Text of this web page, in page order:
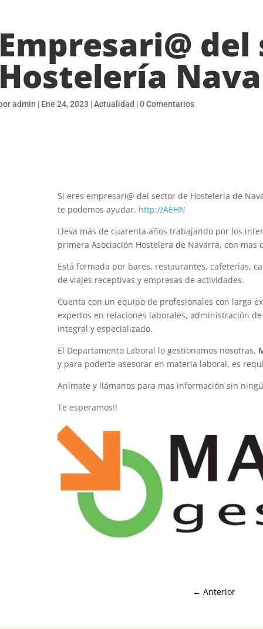
admin | Ene 24, 2023 |Actualidad |0 Comentarios
Si eres empresari@ del sector de Hostelería de
te podemos ayudar. http://AEHN
Lleva más de cuarenta años trabajando por los
primera Asociación Hostelera de Navarra, con
Está formada por bares, restaurantes, cafeterías,
de viajes receptivas y empresas de actividades.
Cuenta con un equipo de profesionales con larga
expertos en relaciones laborales, administración
integral y especializado.
El Departamento Laboral lo gestionamos nosotras,
y para poderte asesorar en materia laboral, es
Anímate y llámanos para mas información sin
Te esperamos!!
← Anterior